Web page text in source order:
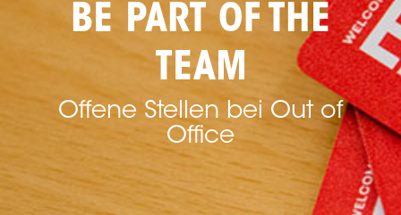
BE PART OF THE
TEAM
Offene Stellen bei Out of
Office